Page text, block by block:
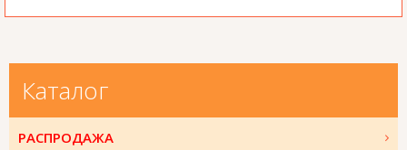
Каталог
РАСПРОДАЖА